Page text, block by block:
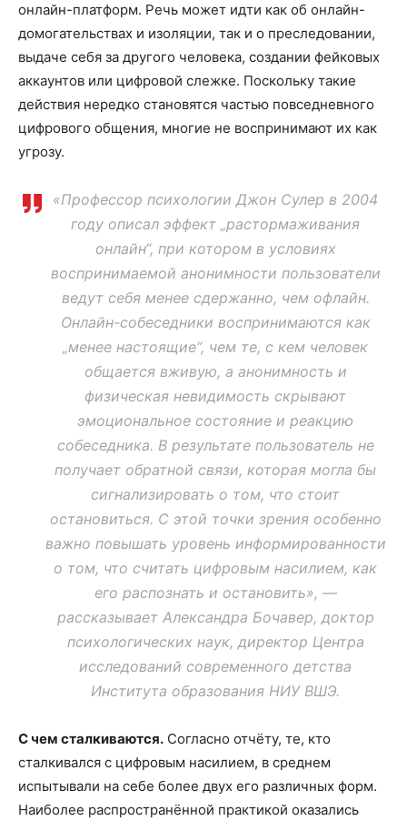
онлайн-платформ. Речь может идти как об онлайн-
домогательствах и изоляции, так и о преследовании,
выдаче себя за другого человека, создании фейковых
аккаунтов или цифровой слежке. Поскольку такие
действия нередко становятся частью повседневного
цифрового общения, многие не воспринимают их как
угрозу.
«Профессор психологии Джон Сулер в 2004
году описал эффект „растормаживания
онлайн“, при котором в условиях
воспринимаемой анонимности пользователи
ведут себя менее сдержанно, чем офлайн.
Онлайн-собеседники воспринимаются как
„менее настоящие“, чем те, с кем человек
общается вживую, а анонимность и
физическая невидимость скрывают
эмоциональное состояние и реакцию
собеседника. В результате пользователь не
получает обратной связи, которая могла бы
сигнализировать о том, что стоит
остановиться. С этой точки зрения особенно
важно повышать уровень информированности
о том, что считать цифровым насилием, как
его распознать и остановить», —
рассказывает Александра Бочавер, доктор
психологических наук, директор Центра
исследований современного детства
Института образования НИУ ВШЭ.
С чем сталкиваются. Согласно отчёту, те, кто
сталкивался с цифровым насилием, в среднем
испытывали на себе более двух его различных форм.
Наиболее распространённой практикой оказались